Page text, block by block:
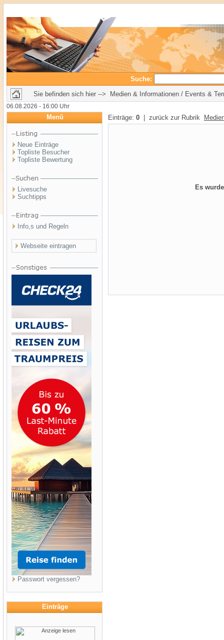
Suche:
Sie befinden sich hier --> Medien & Informationen / Events &
06.08.2026 - 16:00 Uhr
Menü
Neue Einträge
Topliste Besucher
Topliste Bewertung
Livesuche
Suchtipps
Info,s und Regeln
Webseite eintragen
Passwort vergessen?
Einträge
Einträge: 0 | zurück zur Rubrik
Es